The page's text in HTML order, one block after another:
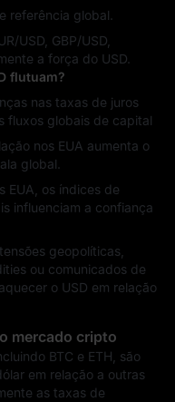
referência global.
USD, GBP/USD,
a força do USD.
flutuam?
nas taxas de juros
fluxos globais de capital
nos EUA aumenta o
global.
EUA, os índices de
influenciam a confiança
geopolíticas,
ou comunicados de
o USD em relação
mercado cripto
BTC e ETH, são
em relação a outras
as taxas de